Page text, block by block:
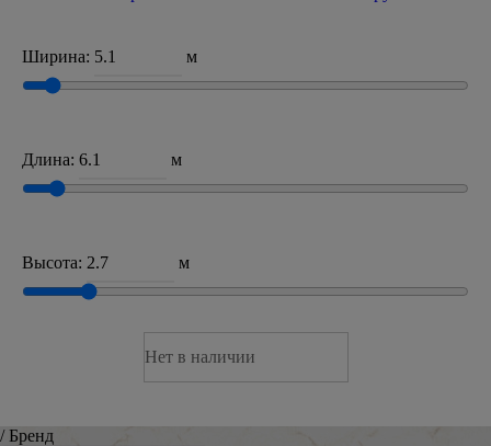
Ширина: м
Длина: м
Высота: м
Нет в наличии
/ Бренд